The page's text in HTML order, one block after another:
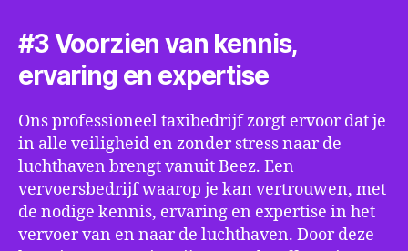
#3 Voorzien van kennis,
ervaring en expertise
Ons professioneel taxibedrijf zorgt ervoor dat je
in alle veiligheid en zonder stress naar de
luchthaven brengt vanuit Beez. Een
vervoersbedrijf waarop je kan vertrouwen, met
de nodige kennis, ervaring en expertise in het
vervoer van en naar de luchthaven. Door deze